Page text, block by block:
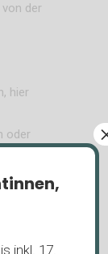
der
hier
oder
inkl. 17.